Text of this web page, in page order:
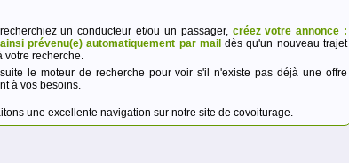
un conducteur et/ou un passager, créez votre annonce :
prévenu(e) automatiquement par mail dès qu'un nouveau trajet
votre recherche.
le moteur de recherche pour voir s'il n'existe pas déjà une offre
à vos besoins.
une excellente navigation sur notre site de covoiturage.